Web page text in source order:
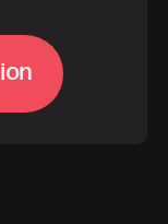
ion